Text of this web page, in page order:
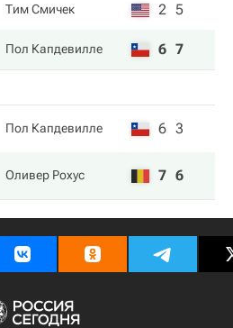
Тим Смичек 2 5
Пол Капдевилле 6 7
Пол Капдевилле 6 3
Оливер Рохус 7 6